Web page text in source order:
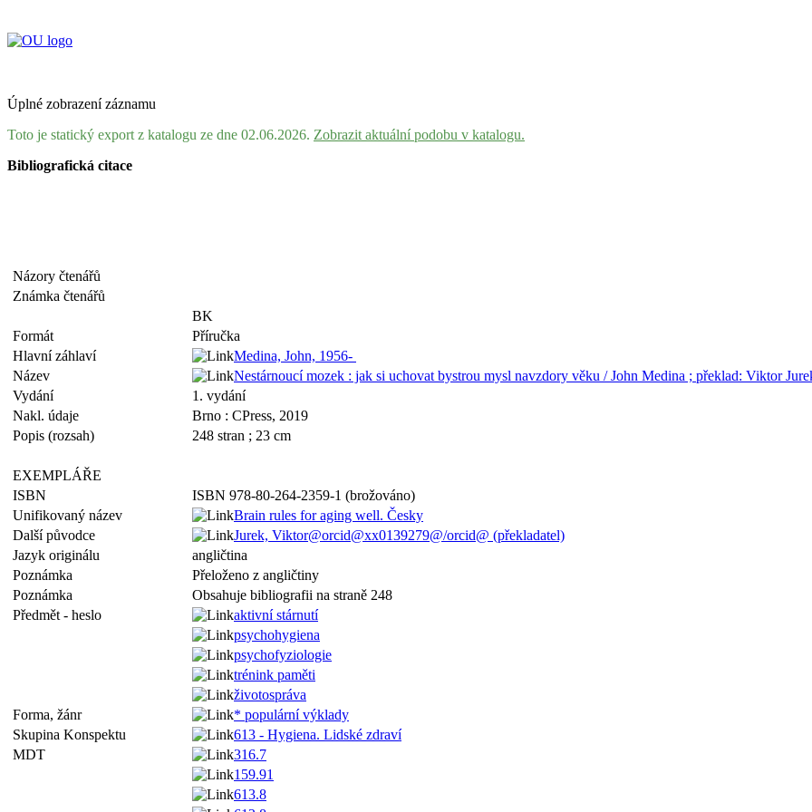
Úplné zobrazení záznamu
Toto je statický export z katalogu ze dne 02.06.2026. Zobrazit aktuální podobu v katalogu.
Bibliografická citace
Názory čtenářů
Známka čtenářů
BK
Formát
Příručka
Hlavní záhlaví
Medina, John, 1956-
Název
Nestárnoucí mozek : jak si uchovat bystrou mysl navzdory věku / John Medina ; překlad: Viktor
Vydání
1. vydání
Nakl. údaje
Brno : CPress, 2019
Popis (rozsah)
248 stran ; 23 cm
EXEMPLÁŘE
ISBN
ISBN 978-80-264-2359-1 (brožováno)
Unifikovaný název
Brain rules for aging well. Česky
Další původce
Jurek, Viktor@orcid@xx0139279@/orcid@ (překladatel)
Jazyk originálu
angličtina
Poznámka
Přeloženo z angličtiny
Poznámka
Obsahuje bibliografii na straně 248
Předmět - heslo
aktivní stárnutí
psychohygiena
psychofyziologie
trénink paměti
životospráva
Forma, žánr
* populární výklady
Skupina Konspektu
613 - Hygiena. Lidské zdraví
MDT
316.7
159.91
613.8